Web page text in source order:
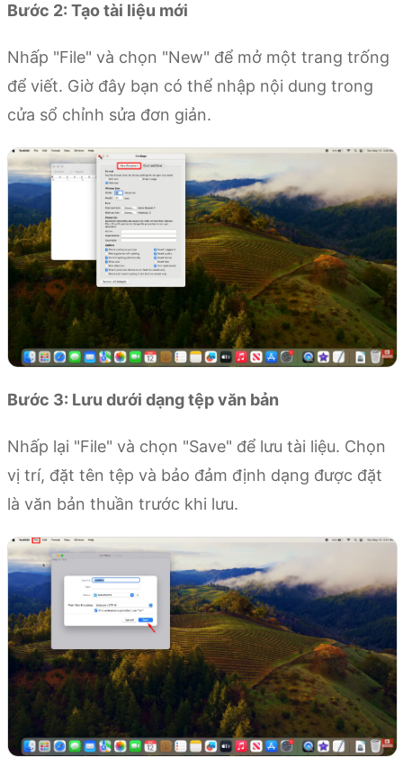
Bước 2: Tạo tài liệu mới
Nhấp "File" và chọn "New" để mở một trang trống
để viết. Giờ đây bạn có thể nhập nội dung trong
cửa sổ chỉnh sửa đơn giản.
Bước 3: Lưu dưới dạng tệp văn bản
Nhấp lại "File" và chọn "Save" để lưu tài liệu. Chọn
vị trí, đặt tên tệp và bảo đảm định dạng được đặt
là văn bản thuần trước khi lưu.